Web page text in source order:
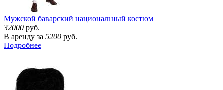
Мужской баварский национальный костюм
32000 руб.
В аренду за 5200 руб.
Подробнее